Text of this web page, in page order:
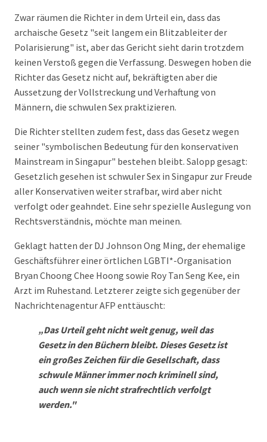
Zwar räumen die Richter in dem Urteil ein, dass das
archaische Gesetz "seit langem ein Blitzableiter der
Polarisierung" ist, aber das Gericht sieht darin trotzdem
keinen Verstoß gegen die Verfassung. Deswegen hoben die
Richter das Gesetz nicht auf, bekräftigten aber die
Aussetzung der Vollstreckung und Verhaftung von
Männern, die schwulen Sex praktizieren.
Die Richter stellten zudem fest, dass das Gesetz wegen
seiner "symbolischen Bedeutung für den konservativen
Mainstream in Singapur" bestehen bleibt. Salopp gesagt:
Gesetzlich gesehen ist schwuler Sex in Singapur zur Freude
aller Konservativen weiter strafbar, wird aber nicht
verfolgt oder geahndet. Eine sehr spezielle Auslegung von
Rechtsverständnis, möchte man meinen.
Geklagt hatten der DJ Johnson Ong Ming, der ehemalige
Geschäftsführer einer örtlichen LGBTI*-Organisation
Bryan Choong Chee Hoong sowie Roy Tan Seng Kee, ein
Arzt im Ruhestand. Letzterer zeigte sich gegenüber der
Nachrichtenagentur AFP enttäuscht:
„Das Urteil geht nicht weit genug, weil das
Gesetz in den Büchern bleibt. Dieses Gesetz ist
ein großes Zeichen für die Gesellschaft, dass
schwule Männer immer noch kriminell sind,
auch wenn sie nicht strafrechtlich verfolgt
werden."